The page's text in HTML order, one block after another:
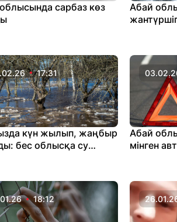
сарбаз көз
Абай
17:31
күн жылып, жаңбыр
бес облысқа су
Абай
мінген
18:12